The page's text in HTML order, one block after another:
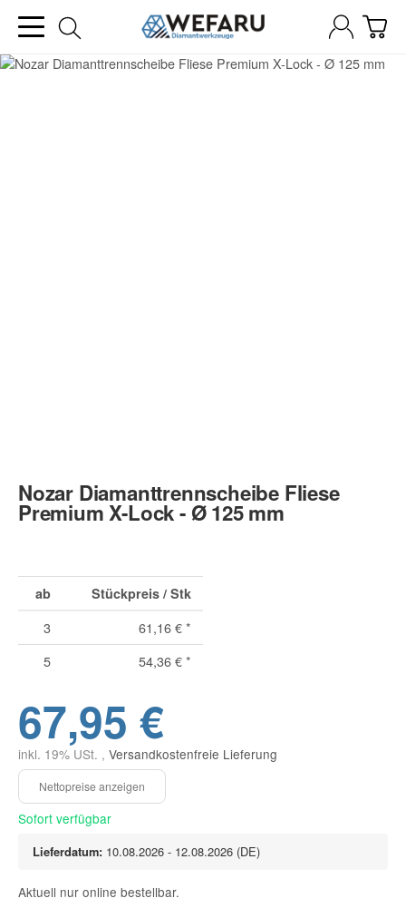
Nozar Diamanttrennscheibe Fliese
Premium X-Lock - Ø 125 mm
ab Stückpreis / Stk
3 61,16 €*
5
54,36 €*
67,95 €
inkl. 19% USt. , Versandkostenfreie Lieferung
Sofort verfügbar
Lieferdatum: 10.08.2026 - 12.08.2026 (DE)
Aktuell nur online bestellbar.